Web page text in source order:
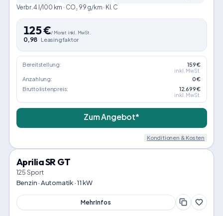
Verbr. 4 l/100 km · CO₂ 99 g/km · Kl. C
125€/ Monat inkl. MwSt.
0,98 Leasingfaktor
Bereitstellung: 159 €
inkl. MwSt.
Anzahlung:
0 €
Bruttolistenpreis:
12.699 €
inkl. MwSt.
Zum Angebot*
Konditionen & Kosten
Aprilia SR GT
125 Sport
Benzin · Automatik · 11 kW
Mehr Infos